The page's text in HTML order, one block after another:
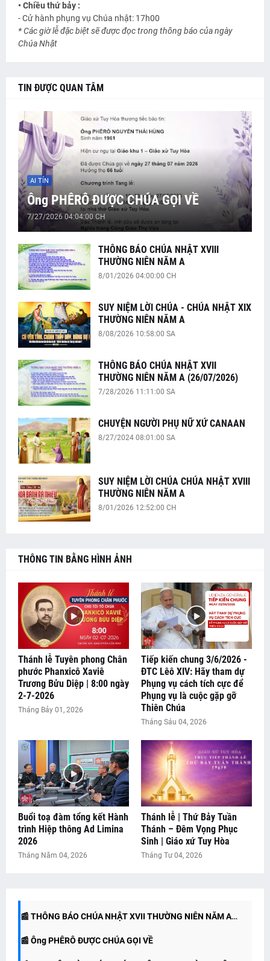
• Chiều thứ bảy :
- Cử hành phụng vụ Chúa nhật: 17h00
* Các giờ lễ đặc biệt sẽ được đọc trong thông báo của ngày
Chúa Nhật
TIN ĐƯỢC QUAN TÂM
AI TÍN
Ông PHÊRÔ ĐƯỢC CHÚA GỌI VỀ
7/27/2026 04:04:00 CH
THÔNG BÁO CHÚA NHẬT XVIII
THƯỜNG NIÊN NĂM A
8/01/2026 04:00:00 CH
SUY NIỆM LỜI CHÚA - CHÚA NHẬT XIX
THƯỜNG NIÊN NĂM A
8/08/2026 10:58:00 SA
THÔNG BÁO CHÚA NHẬT XVII
THƯỜNG NIÊN NĂM A (26/07/2026)
7/28/2026 11:11:00 SA
CHUYỆN NGƯỜI PHỤ NỮ XỨ CANAAN
8/27/2024 08:01:00 SA
SUY NIỆM LỜI CHÚA CHÚA NHẬT XVIII
THƯỜNG NIÊN NĂM A
8/01/2026 12:52:00 CH
THÔNG TIN BẰNG HÌNH ẢNH
Thánh lễ Tuyên phong Chân
phước Phanxicô Xaviê
Trương Bửu Diệp | 8:00 ngày
2-7-2026
Tháng Bảy 01, 2026
Tiếp kiến chung 3/6/2026 -
ĐTC Lêô XIV: Hãy tham dự
Phụng vụ cách tích cực để
Phụng vụ là cuộc gặp gỡ
Thiên Chúa
Tháng Sáu 04, 2026
Buổi toạ đàm tổng kết Hành
trình Hiệp thông Ad Limina
2026
Tháng Năm 04, 2026
Thánh lễ | Thứ Bảy Tuần
Thánh – Đêm Vọng Phục
Sinh | Giáo xứ Tuy Hòa
Tháng Tư 04, 2026
📰 SUY NIỆM LỜI CHÚA - CHÚA NHẬT XIX THƯỜNG NIÊN
NĂM A
📰 THÔNG BÁO CHÚA NHẬT XVIII THƯỜNG NIÊN NĂM A